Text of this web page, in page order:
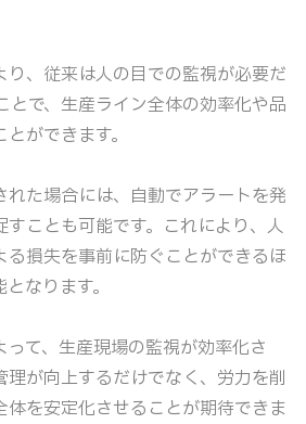
り、従来は人の目での監視が必要だ
とで、生産ライン全体の効率化や品
ができます。
れた場合には、自動でアラートを発
ことも可能です。これにより、人
る損失を事前に防ぐことができるほ
なります。
て、生産現場の監視が効率化さ
理が向上するだけでなく、労力を削
体を安定化させることが期待できま